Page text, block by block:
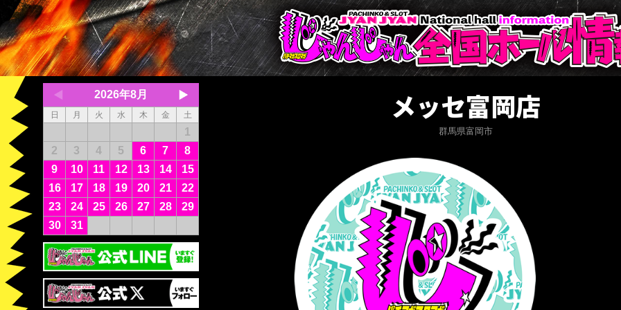
2026年8月
日 月 火 水 木 金 土
1
2
3 4 5 6 7
8
9
10 11 12 13 14
15
16
17 18 19 20 21
22
23
24 25 26 27 28
29
30
31
メッセ富岡店
群馬県富岡市